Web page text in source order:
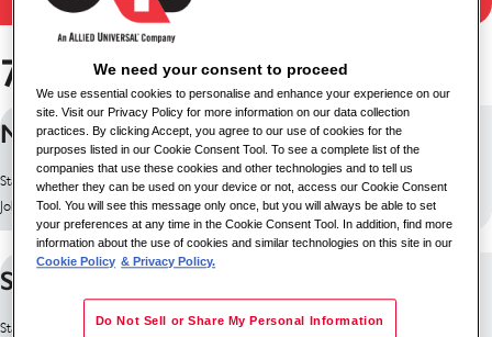
7 Jobs gefunden
National Keypoint Officers
Standort: Tembisa, Südafrika
Job-ID: 28997
Security Officer
Standort: Kimberley, Südafrika
We need your consent to proceed
We use essential cookies to personalise and enhance your experience on our
site. Visit our Privacy Policy for more information on our data collection
practices. By clicking Accept, you agree to our use of cookies for the
purposes listed in our Cookie Consent Tool. To see a complete list of the
companies that use these cookies and other technologies and to tell us
whether they can be used on your device or not, access our Cookie Consent
Tool. You will see this message only once, but you will always be able to set
your preferences at any time in the Cookie Consent Tool. In addition, find more
information about the use of cookies and similar technologies on this site in our
Cookie Policy & Privacy Policy.
Do Not Sell or Share My Personal Information